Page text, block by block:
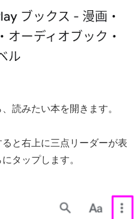
読みたい本を開きます。
と右上に三点リーダーが表
タップします。